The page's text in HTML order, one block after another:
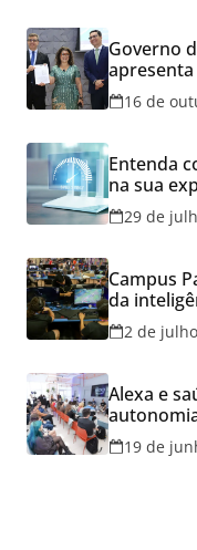
Governo
apresenta
16 de
Entenda
na sua
29 de
Campus
da
2 de
Alexa e
19 de